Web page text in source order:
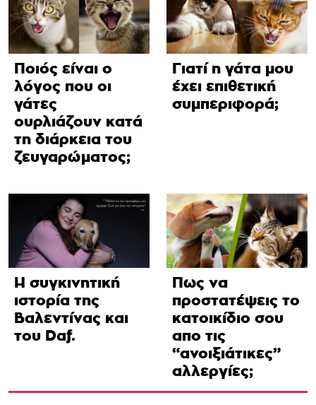
Ποιός είναι ο
λόγος που οι
γάτες
ουρλιάζουν κατά
τη διάρκεια του
ζευγαρώματος;
Γιατί η γάτα μου
έχει επιθετική
συμπεριφορά;
Η συγκινητική
ιστορία της
Βαλεντίνας και
του Daf.
Πως να
προστατέψεις το
κατοικίδιο σου
απο τις
“ανοιξιάτικες”
αλλεργίες;